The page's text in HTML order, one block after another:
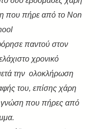
που πήρε από το Non
παντού στον
χρονικό
την  ολοκλήρωση
του, επίσης χάρη
γνώση που πήρες από